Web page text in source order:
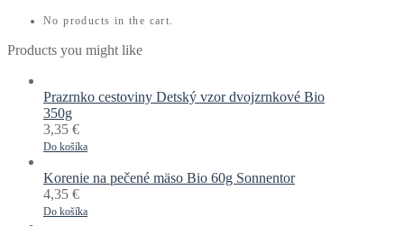
No products in the cart.
Products you might like
Prazrnko cestoviny Detský vzor dvojzrnkové Bio
350g
3,35 €
Do košíka
Korenie na pečené mäso Bio 60g Sonnentor
4,35 €
Do košíka